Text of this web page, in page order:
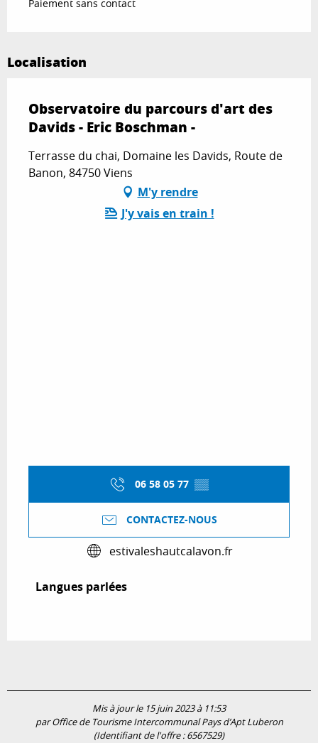
Paiement sans contact
Localisation
Observatoire du parcours d'art des
Davids - Eric Boschman -
Terrasse du chai, Domaine les Davids, Route de
Banon, 84750 Viens
M'y rendre
J'y vais en train !
06 58 05 77 ▒▒
CONTACTEZ-NOUS
estivaleshautcalavon.fr
Langues parlées
Langues parlées
Mis à jour le 15 juin 2023 à 11:53
par Office de Tourisme Intercommunal Pays d’Apt Luberon
(Identifiant de l'offre :6567529)